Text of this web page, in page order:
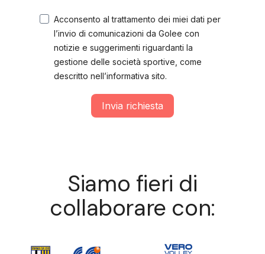
Acconsento al trattamento dei miei dati per
l’invio di comunicazioni da Golee con
notizie e suggerimenti riguardanti la
gestione delle società sportive, come
descritto nell’informativa sito.
Invia richiesta
Siamo fieri di
collaborare con: